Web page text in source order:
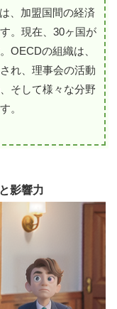
、加盟国間の経済
。現在、30ヶ国が
OECDの組織は、
れ、理事会の活動
そして様々な分野
。
影響力